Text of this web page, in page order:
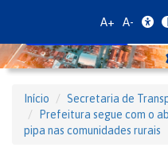
A+ A-
Início
Secretaria de
Prefeitura segue com o
pipa nas comunidades rurais